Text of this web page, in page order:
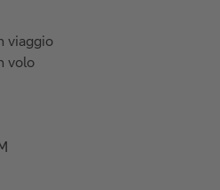
viaggio
volo